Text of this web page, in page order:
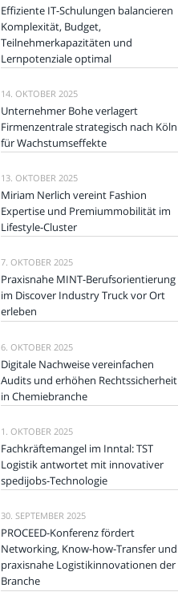
Effiziente IT-Schulungen balancieren
Komplexität, Budget,
Teilnehmerkapazitäten und
Lernpotenziale optimal
14. OKTOBER 2025
Unternehmer Bohe verlagert
Firmenzentrale strategisch nach Köln
für Wachstumseffekte
13. OKTOBER 2025
Miriam Nerlich vereint Fashion
Expertise und Premiummobilität im
Lifestyle-Cluster
7. OKTOBER 2025
Praxisnahe MINT-Berufsorientierung
im Discover Industry Truck vor Ort
erleben
6. OKTOBER 2025
Digitale Nachweise vereinfachen
Audits und erhöhen Rechtssicherheit
in Chemiebranche
1. OKTOBER 2025
Fachkräftemangel im Inntal: TST
Logistik antwortet mit innovativer
spedijobs-Technologie
30. SEPTEMBER 2025
PROCEED-Konferenz fördert
Networking, Know-how-Transfer und
praxisnahe Logistikinnovationen der
Branche